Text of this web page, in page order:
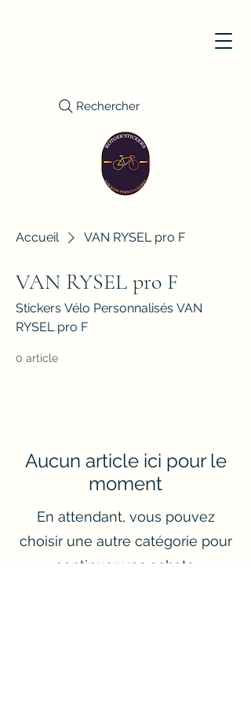
Rechercher
Accueil VAN RYSEL pro F
VAN RYSEL pro F
Stickers Vélo Personnalisés VAN
RYSEL pro F
0 article
Aucun article ici pour le
moment
En attendant, vous pouvez
choisir une autre catégorie pour
continuer vos achats.